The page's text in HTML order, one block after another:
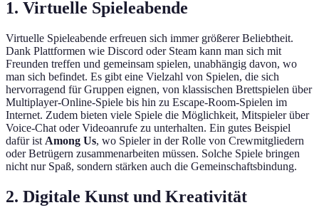
1. Virtuelle Spieleabende
Virtuelle Spieleabende erfreuen sich immer größerer Beliebtheit.
Dank Plattformen wie Discord oder Steam kann man sich mit
Freunden treffen und gemeinsam spielen, unabhängig davon, wo
man sich befindet. Es gibt eine Vielzahl von Spielen, die sich
hervorragend für Gruppen eignen, von klassischen Brettspielen über
Multiplayer-Online-Spiele bis hin zu Escape-Room-Spielen im
Internet. Zudem bieten viele Spiele die Möglichkeit, Mitspieler über
Voice-Chat oder Videoanrufe zu unterhalten. Ein gutes Beispiel
dafür ist Among Us, wo Spieler in der Rolle von Crewmitgliedern
oder Betrügern zusammenarbeiten müssen. Solche Spiele bringen
nicht nur Spaß, sondern stärken auch die Gemeinschaftsbindung.
2. Digitale Kunst und Kreativität